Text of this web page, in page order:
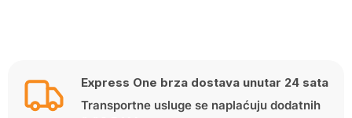
Express One brza dostava unutar 24 sata
Transportne usluge se naplaćuju dodatnih